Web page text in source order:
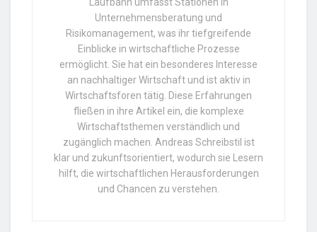
Unternehmensberatung und
Risikomanagement, was ihr tiefgreifende
Einblicke in wirtschaftliche Prozesse
ermöglicht. Sie hat ein besonderes Interesse
an nachhaltiger Wirtschaft und ist aktiv in
Wirtschaftsforen tätig. Diese Erfahrungen
fließen in ihre Artikel ein, die komplexe
Wirtschaftsthemen verständlich und
zugänglich machen. Andreas Schreibstil ist
klar und zukunftsorientiert, wodurch sie Lesern
hilft, die wirtschaftlichen Herausforderungen
und Chancen zu verstehen.